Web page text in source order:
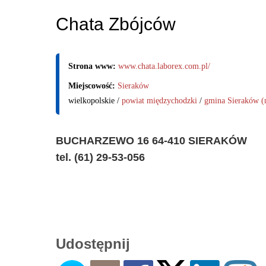
Chata Zbójców
Strona www: www.chata.laborex.com.pl/
Miejscowość: Sieraków
wielkopolskie / powiat międzychodzki / gmina Sieraków
BUCHARZEWO 16 64-410 SIERAKÓW
tel. (61) 29-53-056
Udostępnij